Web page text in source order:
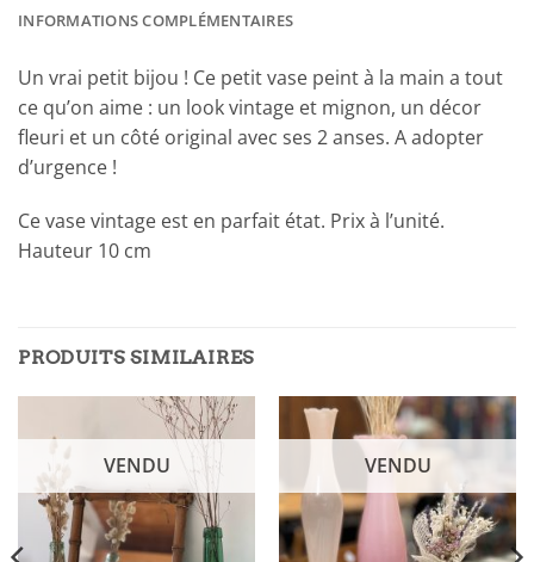
INFORMATIONS COMPLÉMENTAIRES
Un vrai petit bijou ! Ce petit vase peint à la main a tout
ce qu’on aime : un look vintage et mignon, un décor
fleuri et un côté original avec ses 2 anses. A adopter
d’urgence !
Ce vase vintage est en parfait état. Prix à l’unité.
Hauteur 10 cm
PRODUITS SIMILAIRES
VENDU VENDU